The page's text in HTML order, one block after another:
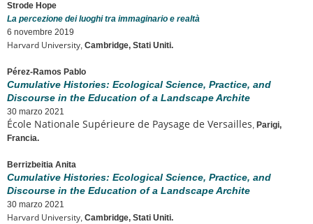
Strode Hope
La percezione dei luoghi tra immaginario e realtà
6 novembre 2019
Harvard University, Cambridge, Stati Uniti.
Pérez-Ramos Pablo
Cumulative Histories: Ecological Science, Practice, and
Discourse in the Education of a Landscape Archite
30 marzo 2021
École Nationale Supérieure de Paysage de Versailles, Parigi,
Francia.
Berrizbeitia Anita
Cumulative Histories: Ecological Science, Practice, and
Discourse in the Education of a Landscape Archite
30 marzo 2021
Harvard University, Cambridge, Stati Uniti.